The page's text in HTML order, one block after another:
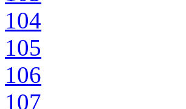
104
105
106
107